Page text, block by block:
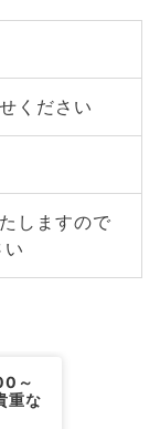
ください
しますので
～
重な